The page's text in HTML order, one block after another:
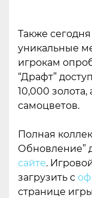
Также
уникальные
игрокам
“Драфт”
10,000 золота,
самоцветов.
Полная
Обновление”
сайте.
загрузить с
странице